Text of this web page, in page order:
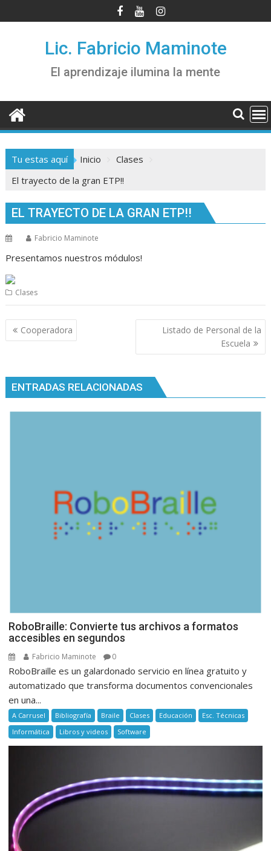
al
Lic. Fabricio Maminote
El aprendizaje ilumina la mente
Tu estas aquí Inicio
Clases
El trayecto de la gran ETP!!
EL TRAYECTO DE LA GRAN ETP!!
Fabricio Maminote
Presentamos nuestros módulos!
Clases
Navegación
de
Cooperadora
Listado de Personal de la
Escuela
ENTRADAS RELACIONADAS
RoboBraille: Convierte tus archivos a formatos
accesibles en segundos
Fabricio Maminote 0
RoboBraille es un galardonado servicio en línea gratuito y
automatizado que transforma documentos convencionales
en una...
A Carrusel Bibliografía Braile Clases Educación
Esc. Técnicas
Informática
Libros y videos Software